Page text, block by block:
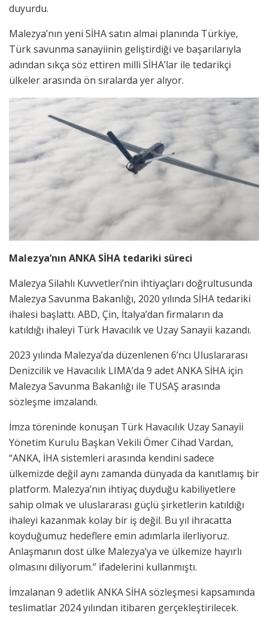
duyurdu.
Malezya’nın yeni SİHA satın almai planında Türkiye,
Türk savunma sanayiinin geliştirdiği ve başarılarıyla
adından sıkça söz ettiren milli SİHA’lar ile tedarikçi
ülkeler arasında ön sıralarda yer alıyor.
Malezya’nın ANKA SİHA tedariki süreci
Malezya Silahlı Kuvvetleri’nin ihtiyaçları doğrultusunda
Malezya Savunma Bakanlığı, 2020 yılında SİHA tedariki
ihalesi başlattı. ABD, Çin, İtalya’dan firmaların da
katıldığı ihaleyi Türk Havacılık ve Uzay Sanayii kazandı.
2023 yılında Malezya’da düzenlenen 6’ncı Uluslararası
Denizcilik ve Havacılık LIMA’da 9 adet ANKA SİHA için
Malezya Savunma Bakanlığı ile TUSAŞ arasında
sözleşme imzalandı.
İmza töreninde konuşan Türk Havacılık Uzay Sanayii
Yönetim Kurulu Başkan Vekili Ömer Cihad Vardan,
“ANKA, İHA sistemleri arasında kendini sadece
ülkemizde değil aynı zamanda dünyada da kanıtlamış bir
platform. Malezya’nın ihtiyaç duyduğu kabiliyetlere
sahip olmak ve uluslararası güçlü şirketlerin katıldığı
ihaleyi kazanmak kolay bir iş değil. Bu yıl ihracatta
koyduğumuz hedeflere emin adımlarla ilerliyoruz.
Anlaşmanın dost ülke Malezya’ya ve ülkemize hayırlı
olmasını diliyorum.” ifadelerini kullanmıştı.
İmzalanan 9 adetlik ANKA SİHA sözleşmesi kapsamında
teslimatlar 2024 yılından itibaren gerçekleştirilecek.